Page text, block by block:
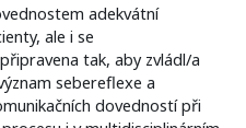
adekvátní
ale i se
tak, aby zvládl/a
sebereflexe a
dovedností při